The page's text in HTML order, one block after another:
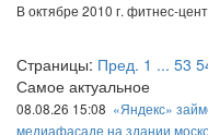
В октябре 2010 г. фитнес-
Страницы: Пред. 1 ... 53
Самое актуальное
08.08.26 15:08 «Яндекс»
медиафасаде на здании